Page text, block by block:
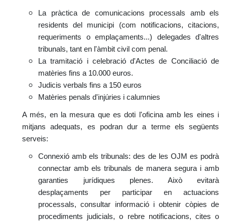
La pràctica de comunicacions processals amb els
residents del municipi (com notificacions, citacions,
requeriments o emplaçaments...) delegades d'altres
tribunals, tant en l'àmbit civil com penal.
La tramitació i celebració d'Actes de Conciliació de
matèries fins a 10.000 euros.
Judicis verbals fins a 150 euros
Matèries penals d'injúries i calumnies
A més, en la mesura que es doti l'oficina amb les eines i
mitjans adequats, es podran dur a terme els següents
serveis:
Connexió amb els tribunals: des de les OJM es podrà
connectar amb els tribunals de manera segura i amb
garanties jurídiques plenes. Això evitarà
desplaçaments per participar en actuacions
processals, consultar informació i obtenir còpies de
procediments judicials, o rebre notificacions, cites o